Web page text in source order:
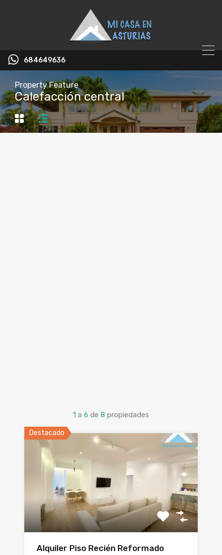
684649636
Property Feature
Calefacción central
1 a 6 de 8 propiedades
Destacado
Alquiler Piso Recién Reformado